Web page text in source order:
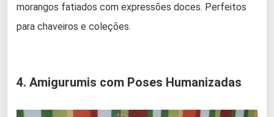
morangos fatiados com expressões doces. Perfeitos
para chaveiros e coleções.
4. Amigurumis com Poses Humanizadas